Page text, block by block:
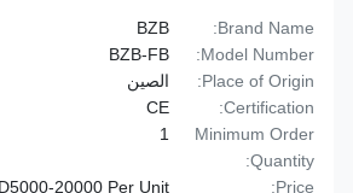
Brand Name:
Model Number:
BZB-FB
Place of Origin:
الصين
Certification:
Minimum Order
Quantity:
1
USD5000-20000 Per Unit